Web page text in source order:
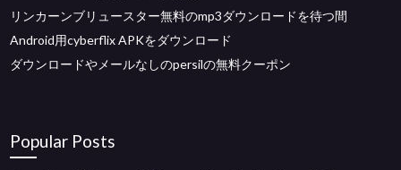
リンカーンブリュースター無料のmp3ダウンロードを待つ間
Android用cyberflix APKをダウンロード
ダウンロードやメールなしのpersilの無料クーポン
Popular Posts